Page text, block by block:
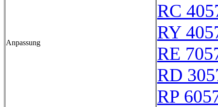
Anpassung
RC
RY
RE
RD
RP